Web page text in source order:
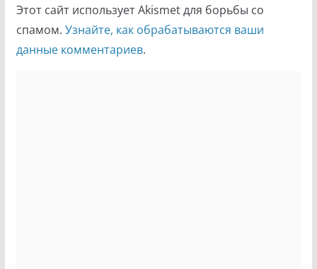
Этот сайт использует Akismet для борьбы со
спамом. Узнайте, как обрабатываются ваши
данные комментариев.